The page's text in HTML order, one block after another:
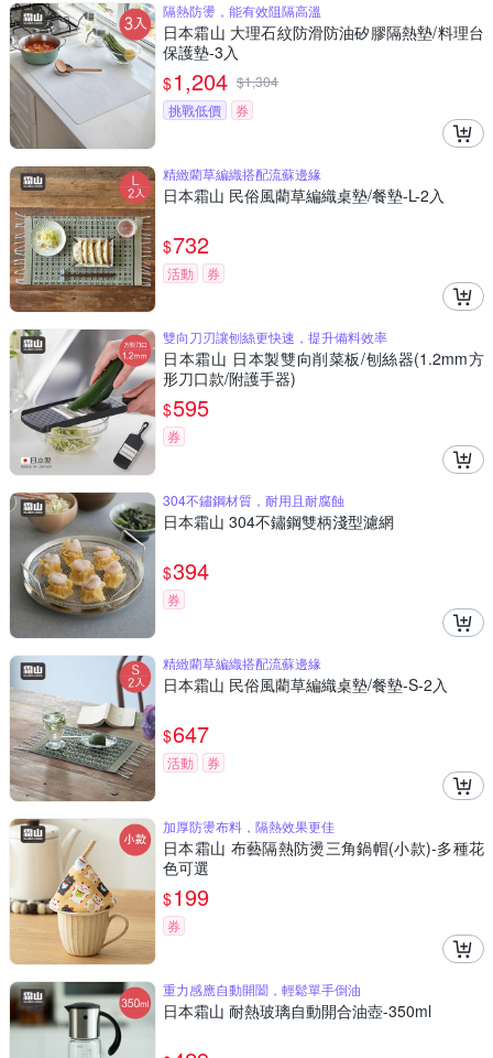
隔熱防燙，能有效阻隔高溫
日本霜山 大理石紋防滑防油矽膠隔熱墊/料理台
保護墊-3入
$1,204 $1,304
挑戰低價
券
精緻藺草編織搭配流蘇邊緣
日本霜山 民俗風藺草編織桌墊/餐墊-L-2入
$732
活動 券
雙向刀刃讓刨絲更快速，提升備料效率
日本霜山 日本製雙向削菜板/刨絲器(1.2mm方
形刀口款/附護手器)
$595
券
304不鏽鋼材質，耐用且耐腐蝕
日本霜山 304不鏽鋼雙柄淺型濾網
$394
券
精緻藺草編織搭配流蘇邊緣
日本霜山 民俗風藺草編織桌墊/餐墊-S-2入
$647
活動 券
加厚防燙布料，隔熱效果更佳
日本霜山 布藝隔熱防燙三角鍋帽(小款)-多種花
色可選
$199
券
重力感應自動開闔，輕鬆單手倒油
日本霜山 耐熱玻璃自動開合油壺-350ml